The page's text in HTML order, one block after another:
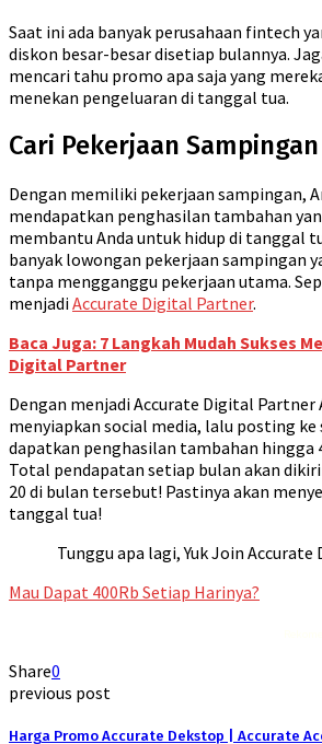
Saat ini ada banyak perusahaan fintech
diskon besar-besar disetiap bulannya.
mencari tahu promo apa saja yang
menekan pengeluaran di tanggal tua.
Cari Pekerjaan Sampingan
Dengan memiliki pekerjaan sampingan,
mendapatkan penghasilan tambahan
membantu Anda untuk hidup di tanggal
banyak lowongan pekerjaan sampingan
tanpa mengganggu pekerjaan utama.
menjadiAccurate Digital Partner.
Baca Juga: 7 Langkah Mudah Sukses
Digital Partner
Dengan menjadi Accurate Digital Partner
menyiapkan social media, lalu posting ke
dapatkan penghasilan tambahan hingga
Total pendapatan setiap bulan akan
20 di bulan tersebut! Pastinya akan
tanggal tua!
Tunggu apa lagi, Yuk Join
Mau Dapat 400Rb Setiap Harinya?
Share0
previous post
Harga Promo Accurate Dekstop | Accurate